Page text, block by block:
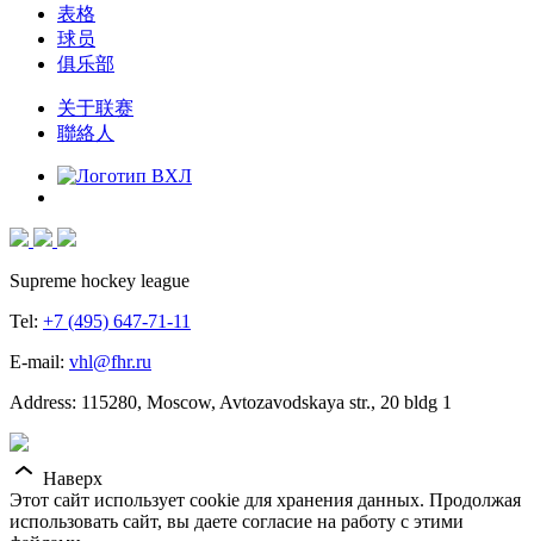
表格
球员
俱乐部
关于联赛
聯絡人
Supreme hockey league
Tel: +7 (495) 647-71-11
E-mail: vhl@fhr.ru
Address: 115280, Moscow, Avtozavodskaya str., 20 bldg 1
Наверх
Этот сайт использует cookie для хранения данных. Продолжая
использовать сайт, вы даете согласие на работу с этими